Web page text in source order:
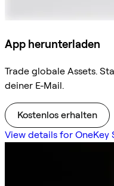
App herunterladen
Trade globale Assets.
deiner E-Mail.
Kostenlos erhalten
View details for OneKey